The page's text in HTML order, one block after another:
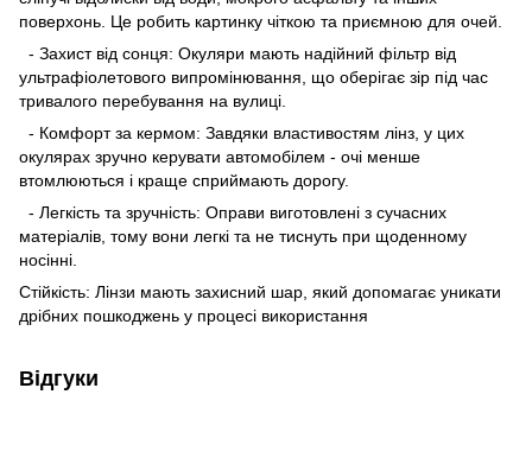
поверхонь. Це робить картинку чіткою та приємною для очей.
- Захист від сонця: Окуляри мають надійний фільтр від
ультрафіолетового випромінювання, що оберігає зір під час
тривалого перебування на вулиці.
- Комфорт за кермом: Завдяки властивостям лінз, у цих
окулярах зручно керувати автомобілем - очі менше
втомлюються і краще сприймають дорогу.
- Легкість та зручність: Оправи виготовлені з сучасних
матеріалів, тому вони легкі та не тиснуть при щоденному
носінні.
Стійкість: Лінзи мають захисний шар, який допомагає уникати
дрібних пошкоджень у процесі використання
Відгуки